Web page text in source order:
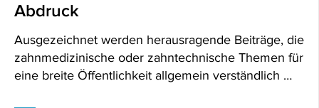
Abdruck
Ausgezeichnet werden herausragende Beiträge, die
zahnmedizinische oder zahntechnische Themen für
eine breite Öffentlichkeit allgemein verständlich …